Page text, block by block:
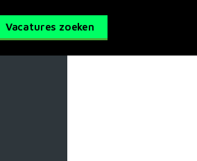
Vacatures zoeken